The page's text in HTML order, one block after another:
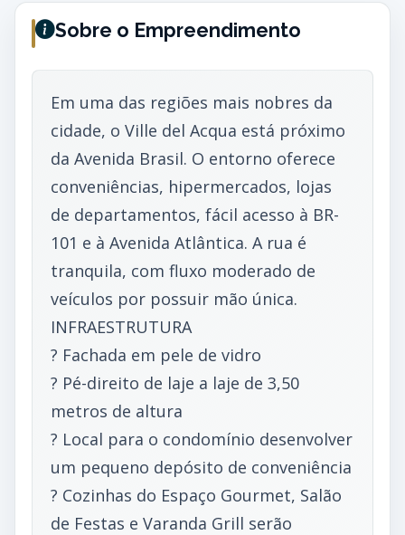
Sobre o Empreendimento
Em uma das regiões mais nobres da
cidade, o Ville del Acqua está próximo
da Avenida Brasil. O entorno oferece
conveniências, hipermercados, lojas
de departamentos, fácil acesso à BR-
101 e à Avenida Atlântica. A rua é
tranquila, com fluxo moderado de
veículos por possuir mão única.
INFRAESTRUTURA
? Fachada em pele de vidro
? Pé-direito de laje a laje de 3,50
metros de altura
? Local para o condomínio desenvolver
um pequeno depósito de conveniência
? Cozinhas do Espaço Gourmet, Salão
de Festas e Varanda Grill serão